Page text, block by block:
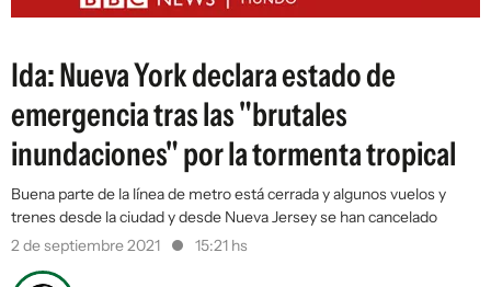
Ida: Nueva York declara estado de
emergencia tras las "brutales
inundaciones" por la tormenta tropical
Buena parte de la línea de metro está cerrada y algunos vuelos y
trenes desde la ciudad y desde Nueva Jersey se han cancelado
2 de septiembre 2021
15:21 hs